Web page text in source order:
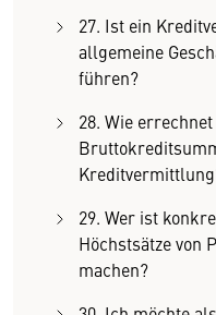
27. Ist ein
allgemeine
führen?
28. Wie
29. Wer ist
Höchstsätze von
machen?